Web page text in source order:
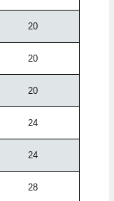
20
20
20
24
24
28